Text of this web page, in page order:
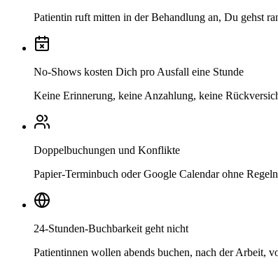
Patientin ruft mitten in der Behandlung an, Du gehst
No-Shows kosten Dich pro Ausfall eine Stunde
Keine Erinnerung, keine Anzahlung, keine
Doppelbuchungen und Konflikte
Papier-Terminbuch oder Google Calendar ohne
24-Stunden-Buchbarkeit geht nicht
Patientinnen wollen abends buchen, nach der Arbeit,